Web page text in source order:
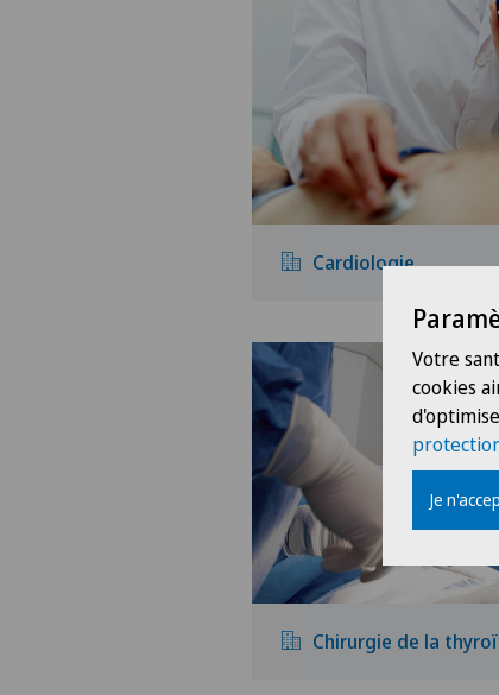
Cardiologie
Chirurgie de la
Votre
cookies
Je